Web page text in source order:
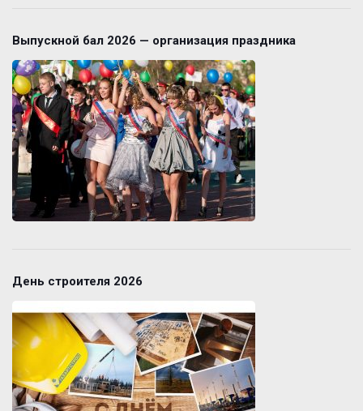
Выпускной бал 2026 — организация праздника
День строителя 2026